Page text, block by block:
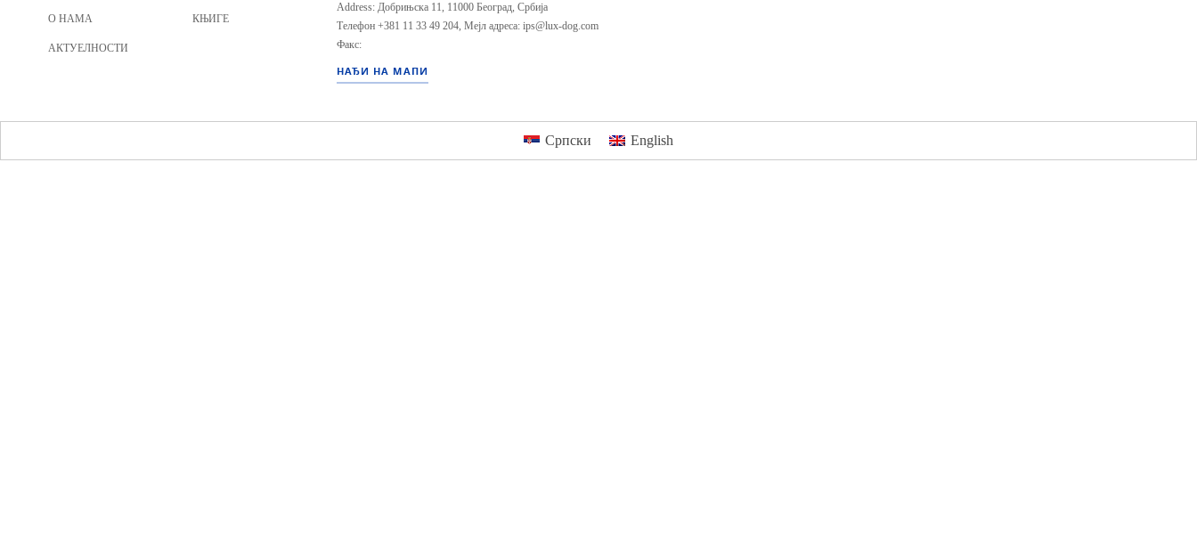
О НАМА
АКТУЕЛНОСТИ
КЊИГЕ
Address: Добрињска 11, 11000 Београд, Србија
Телефон +381 11 33 49 204, Мејл адреса: ips@lux-dog.com
Факс:
НАЂИ НА МАПИ
Српски English